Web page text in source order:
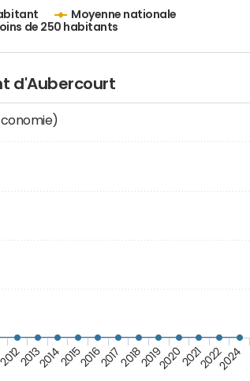
Moyenne nationale
de 250 habitants
d'Aubercourt
20132014201520162017201820192020202120222024